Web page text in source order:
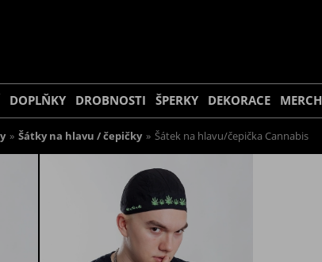
DOPLŇKY DROBNOSTI ŠPERKY DEKORACE MERCH
» Šátky na hlavu / čepičky » Šátek na hlavu/čepička Cannabis